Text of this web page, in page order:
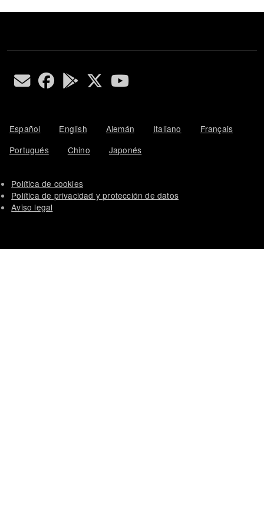
Español English Alemán Italiano
Français
Portugués
Chino Japonés
Política de cookies
Política de privacidad y protección de datos
Aviso legal